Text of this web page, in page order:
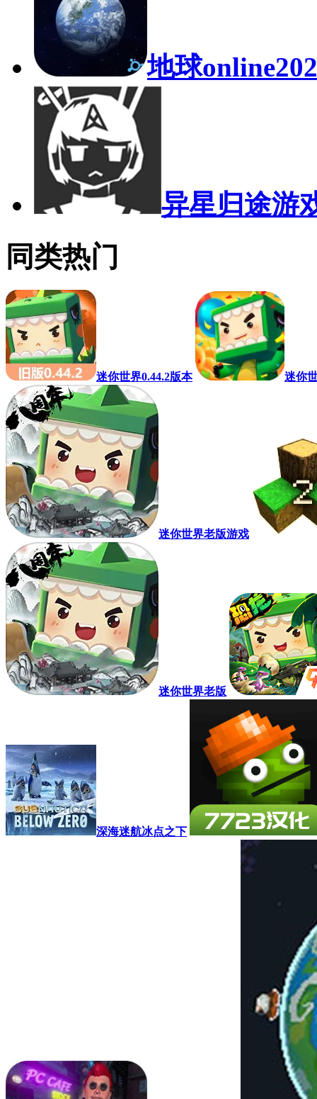
地球
异星归途游
同类热门
迷你世界0.44.2版本 迷你
迷你世界老版游戏
迷你世界老版
深海迷航冰点之下